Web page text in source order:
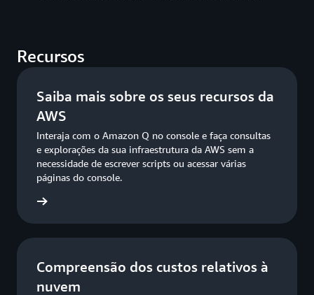
Recursos
Saiba mais sobre os seus recursos da
AWS
Interaja com o Amazon Q no console e faça consultas
e explorações da sua infraestrutura da AWS sem a
necessidade de escrever scripts ou acessar várias
páginas do console.
Compreensão dos custos relativos à
nuvem